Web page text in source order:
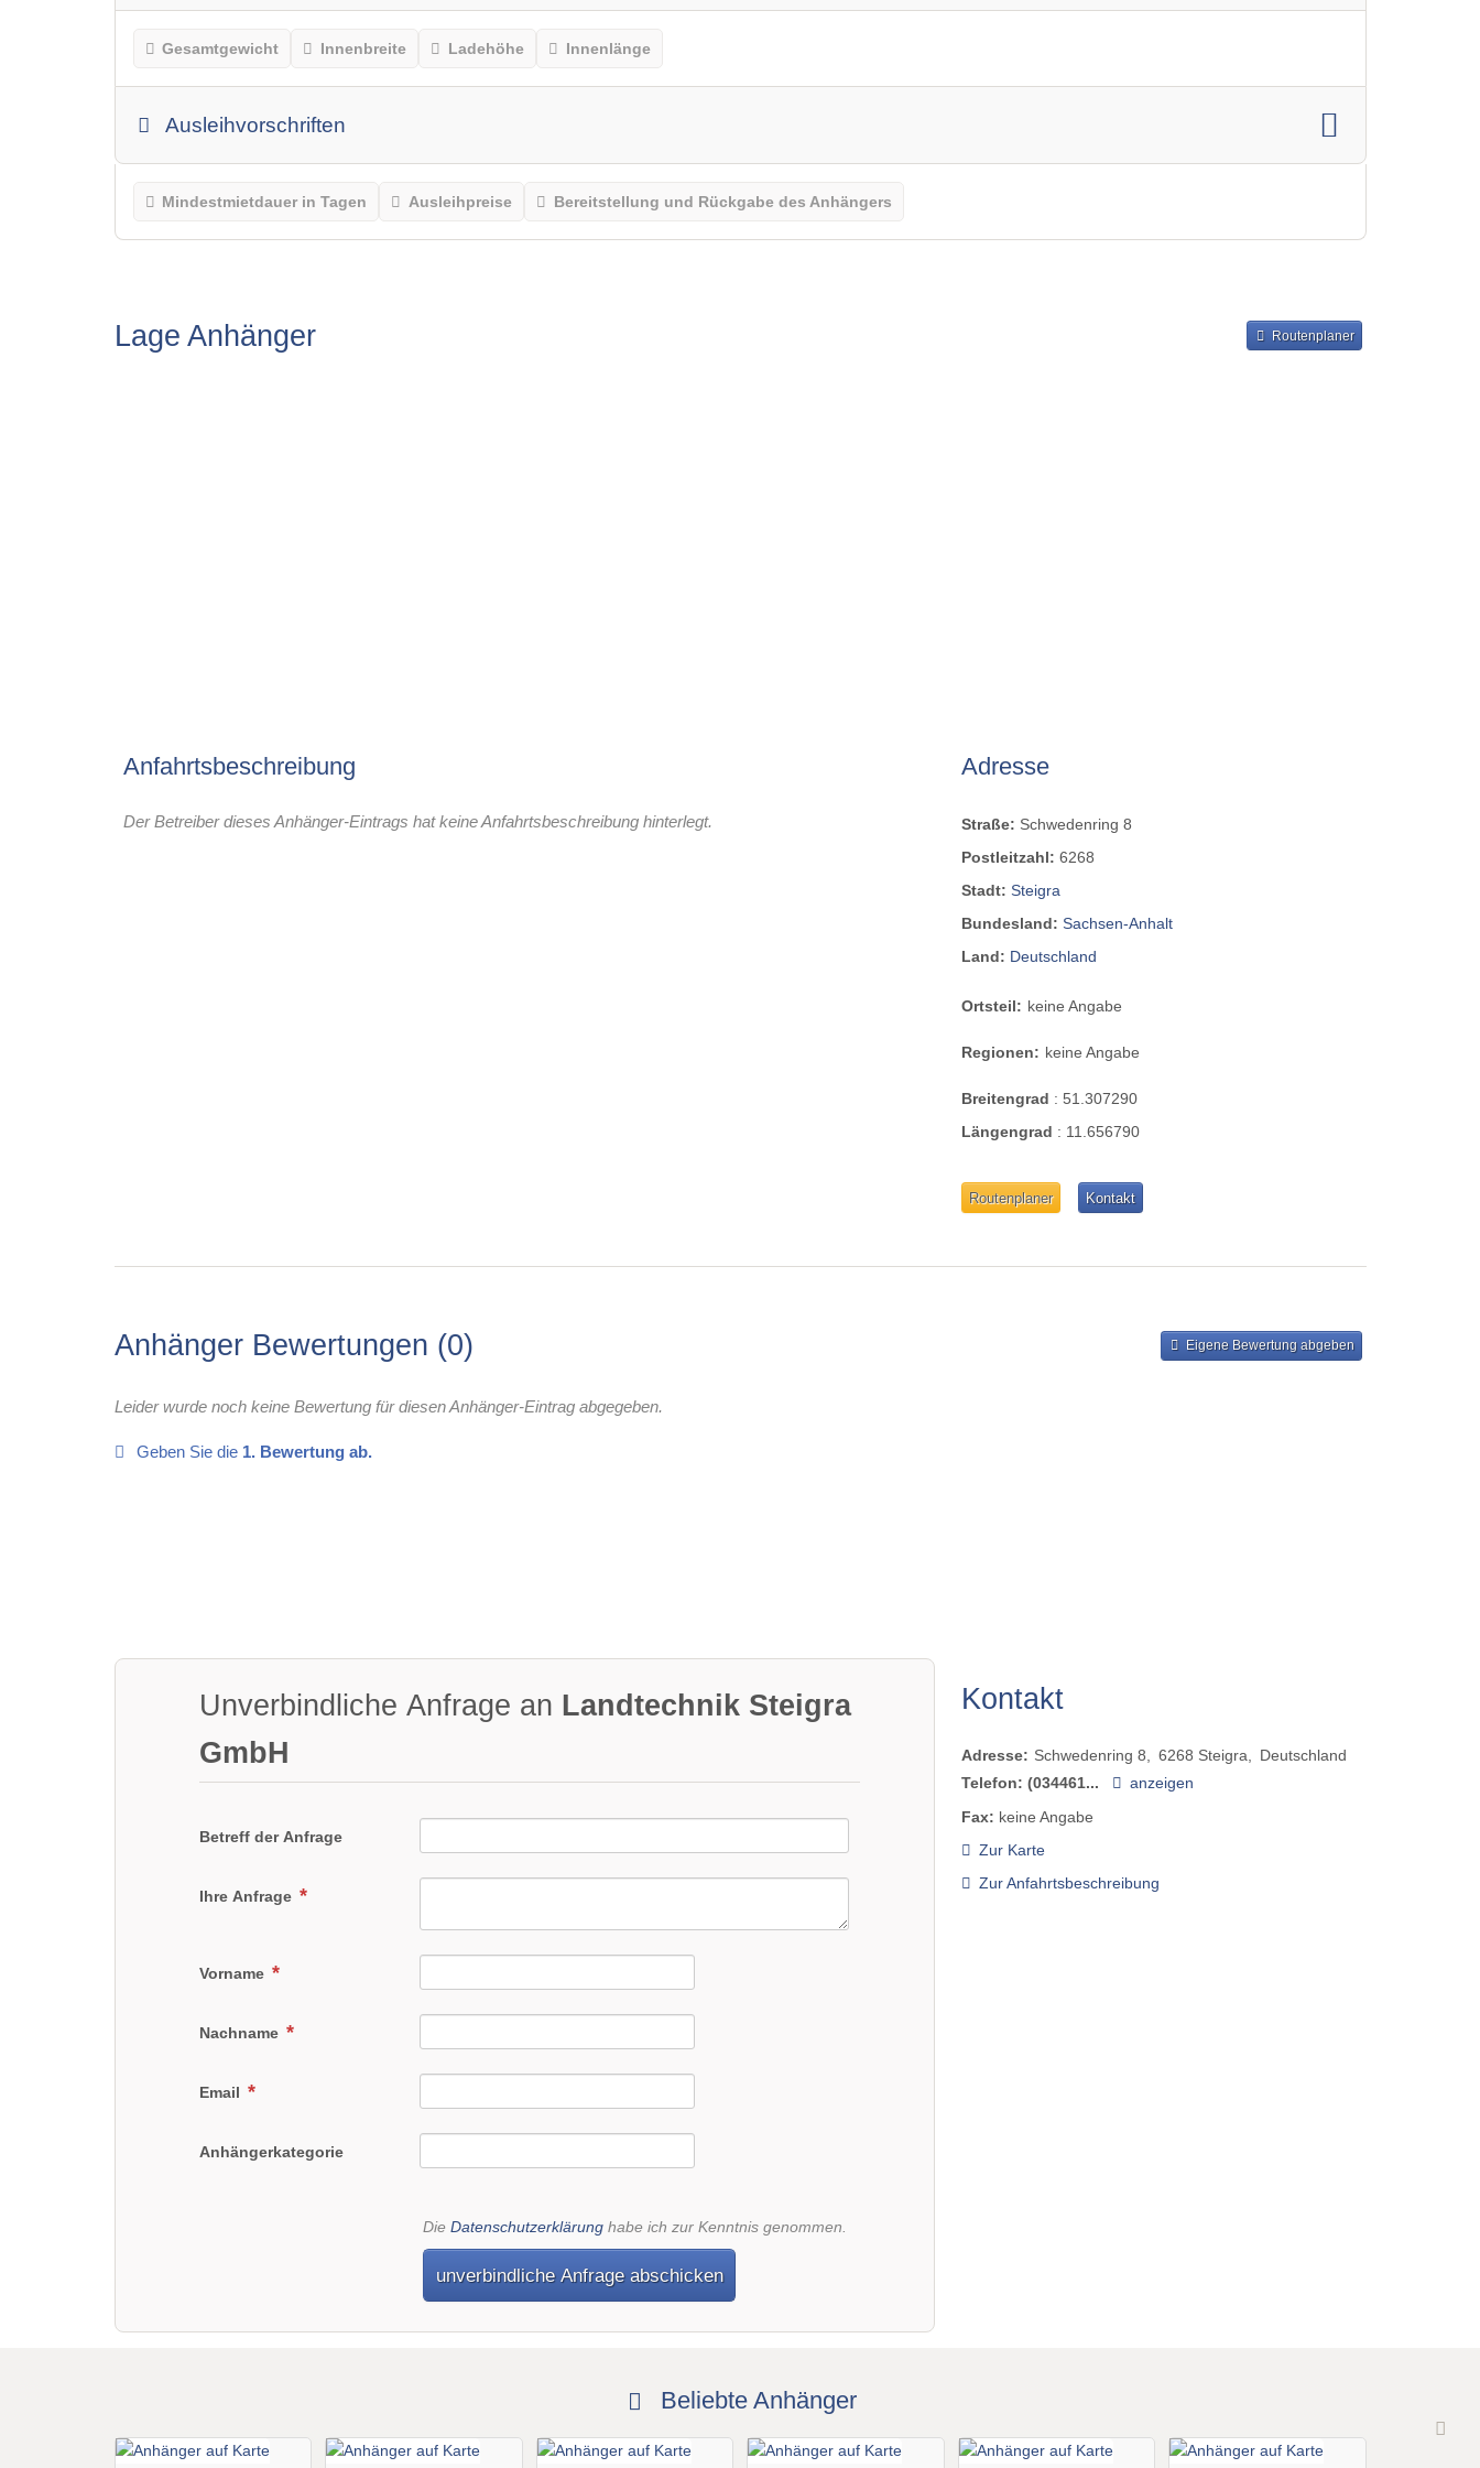
Gesamtgewicht Innenbreite Ladehöhe Innenlänge
Ausleihvorschriften
Mindestmietdauer in Tagen Ausleihpreise Bereitstellung und Rückgabe des Anhängers
Lage Anhänger Routenplaner
Anfahrtsbeschreibung
Der Betreiber dieses Anhänger-Eintrags hat keine Anfahrtsbeschreibung hinterlegt.
Adresse
Straße: Schwedenring 8
Postleitzahl:6268
Stadt:Steigra
Bundesland:Sachsen-Anhalt
Land: Deutschland
Ortsteil: keine Angabe
Regionen: keine Angabe
Breitengrad :51.307290
Längengrad : 11.656790
Routenplaner Kontakt
Anhänger Bewertungen 0 Eigene Bewertung abgeben
Leider wurde noch keine Bewertung für diesen Anhänger-Eintrag abgegeben.
Geben Sie die 1. Bewertung ab.
Unverbindliche Anfrage an Landtechnik Steigra
GmbH
Betreff der Anfrage
Ihre Anfrage
Vorname
Nachname
Email
Anhängerkategorie
DieDatenschutzerklärung habe ich zur Kenntnis genommen.
unverbindliche Anfrage abschicken
Kontakt
Adresse: Schwedenring 8 6268 Steigra
Deutschland
Telefon: (034461...
anzeigen
Fax: keine Angabe
Zur Karte
Zur Anfahrtsbeschreibung
Beliebte Anhänger